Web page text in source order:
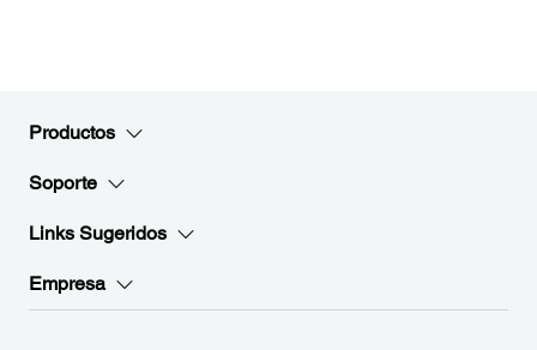
Productos
Soporte
Links Sugeridos
Empresa